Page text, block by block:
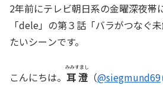
2年前にテレビ朝日系の金曜深夜帯
「dele」の第３話「バラがつなぐ
たいシーンです。
こんにちは。 耳澄
みみすまし
（@siegmund69